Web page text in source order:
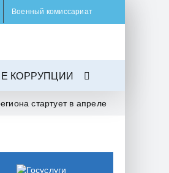
Военный комиссариат
КОРРУПЦИИ
стартует в апреле